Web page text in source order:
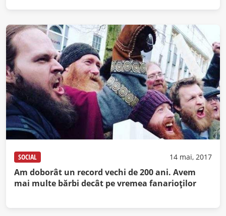
SOCIAL 14 mai, 2017
Am doborât un record vechi de 200 ani. Avem
mai multe bărbi decât pe vremea fanarioţilor